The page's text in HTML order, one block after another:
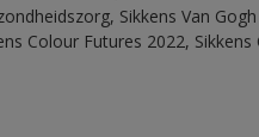
Sikkens Van
Colour Futures 2022,